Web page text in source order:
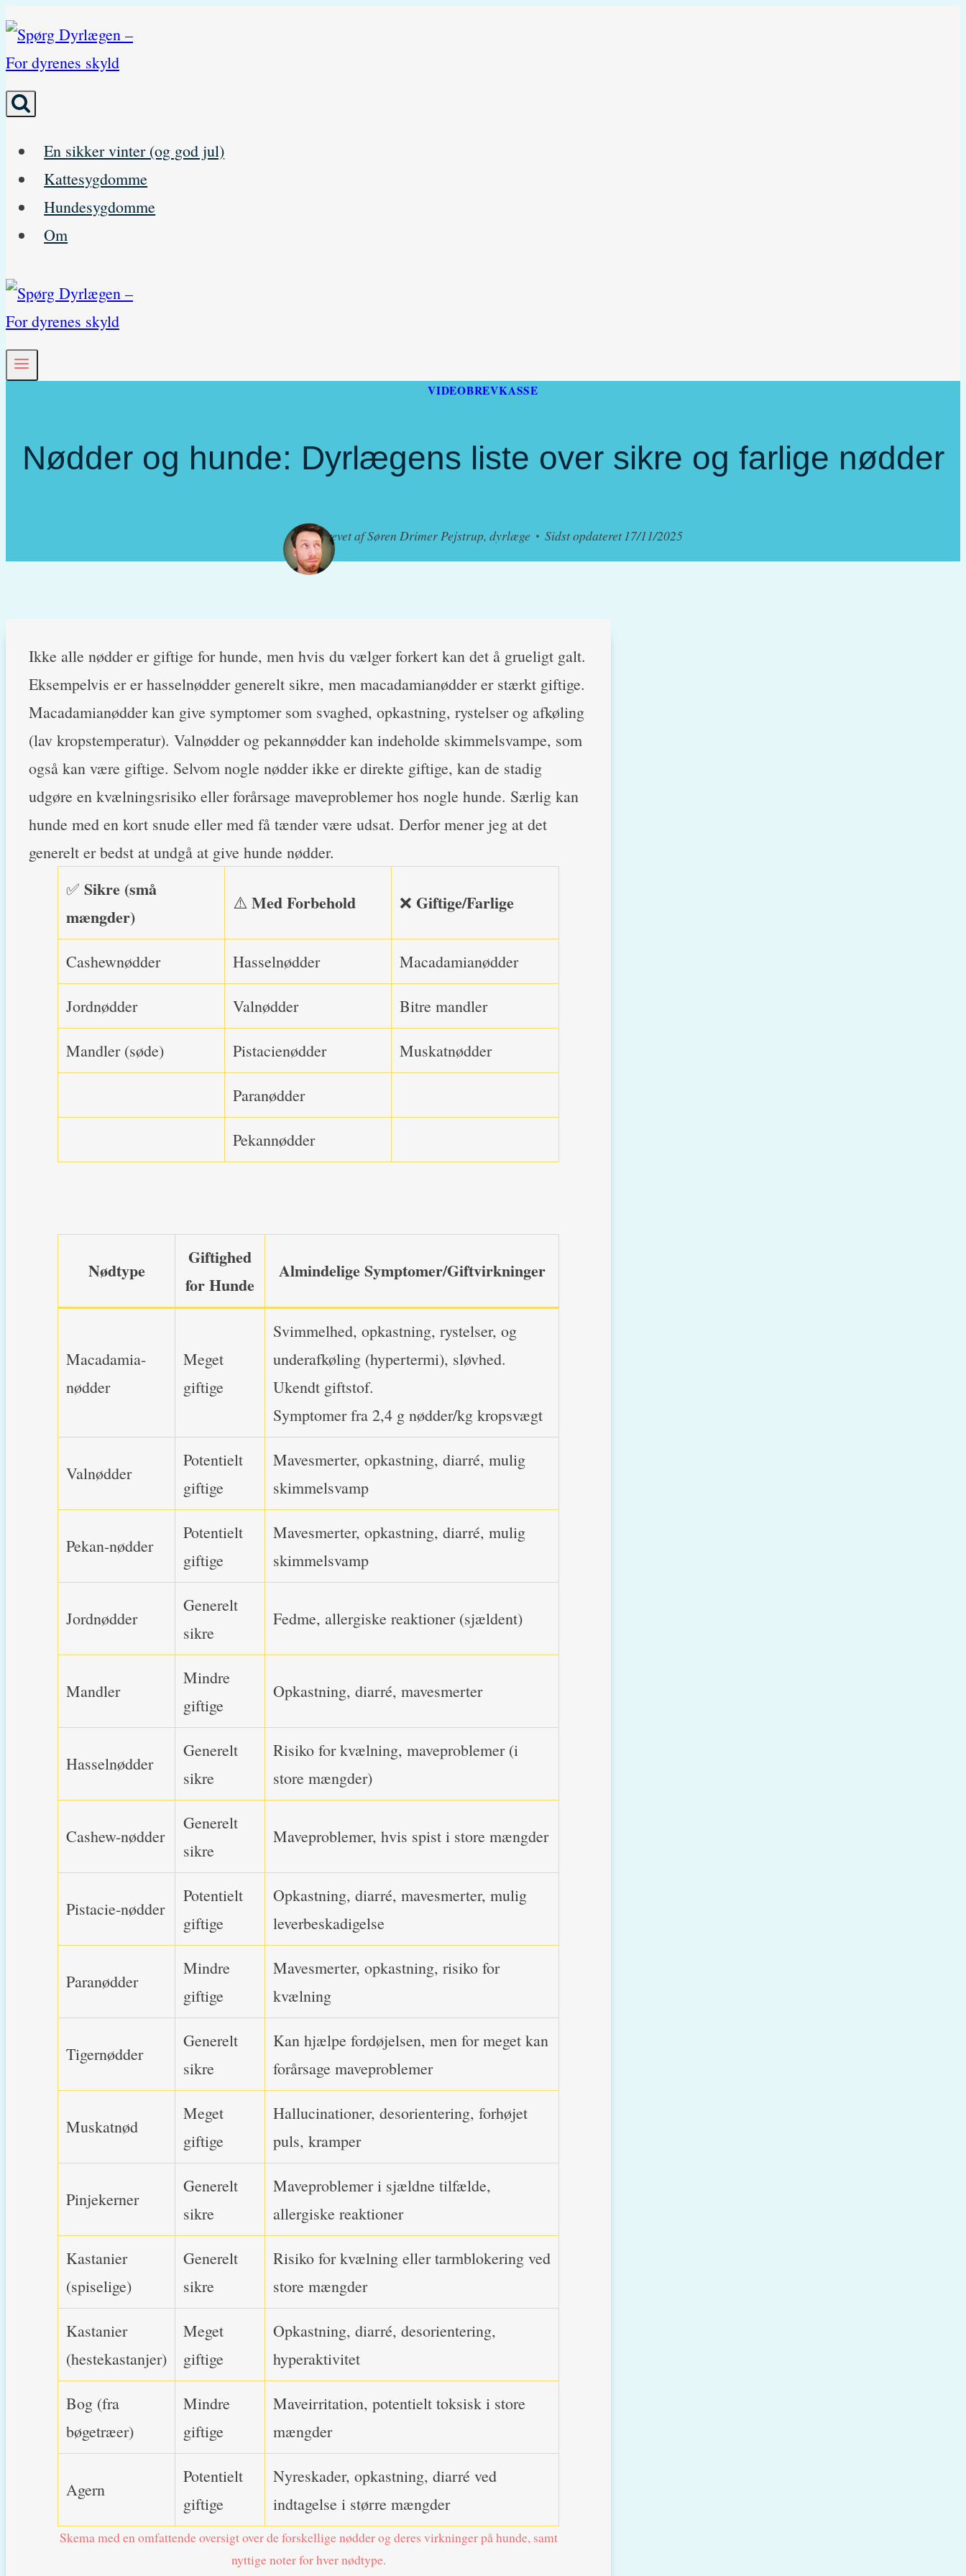
Skip
content
En sikker vinter (og god jul)
Kattesygdomme
Hundesygdomme
Om
VIDEOBREVKASSE
Nødder og hunde: Dyrlægens liste over sikre og farlige nødder
Skrevet afSøren Drimer Pejstrup, dyrlæge Sidst opdateret17/11/2025
Ikke alle nødder er giftige for hunde, men hvis du vælger forkert kan det å grueligt galt.
Eksempelvis er er hasselnødder generelt sikre, men macadamianødder er stærkt giftige.
Macadamianødder kan give symptomer som svaghed, opkastning, rystelser og afkøling
(lav kropstemperatur). Valnødder og pekannødder kan indeholde skimmelsvampe, som
også kan være giftige. Selvom nogle nødder ikke er direkte giftige, kan de stadig
udgøre en kvælningsrisiko eller forårsage maveproblemer hos nogle hunde. Særlig kan
hunde med en kort snude eller med få tænder være udsat. Derfor mener jeg at det
generelt er bedst at undgå at give hunde nødder.
✅ Sikre (små
mængder)
⚠️ Med Forbehold ❌ Giftige/Farlige
Cashewnødder Hasselnødder Macadamianødder
Jordnødder Valnødder Bitre mandler
Mandler (søde) Pistacienødder Muskatnødder
Paranødder
Pekannødder
Nødtype
Giftighed
for Hunde
Almindelige Symptomer/Giftvirkninger
Macadamia-
nødder
Meget
giftige
Svimmelhed, opkastning, rystelser, og
underafkøling (hypertermi), sløvhed.
Ukendt giftstof.
Symptomer fra 2,4 g nødder/kg kropsvægt
Valnødder
Potentielt
giftige
Mavesmerter, opkastning, diarré, mulig
skimmelsvamp
Pekan-nødder
Potentielt
giftige
Mavesmerter, opkastning, diarré, mulig
skimmelsvamp
Jordnødder
Generelt
sikre
Fedme, allergiske reaktioner (sjældent)
Mandler
Mindre
giftige
Opkastning, diarré, mavesmerter
Hasselnødder
Generelt
sikre
Risiko for kvælning, maveproblemer (i
store mængder)
Cashew-nødder
Generelt
sikre
Maveproblemer, hvis spist i store mængder
Pistacie-nødder
Potentielt
giftige
Opkastning, diarré, mavesmerter, mulig
leverbeskadigelse
Paranødder
Mindre
giftige
Mavesmerter, opkastning, risiko for
kvælning
Tigernødder
Generelt
sikre
Kan hjælpe fordøjelsen, men for meget kan
forårsage maveproblemer
Muskatnød
Meget
giftige
Hallucinationer, desorientering, forhøjet
puls, kramper
Pinjekerner
Generelt
sikre
Maveproblemer i sjældne tilfælde,
allergiske reaktioner
Kastanier
(spiselige)
Generelt
sikre
Risiko for kvælning eller tarmblokering ved
store mængder
Kastanier
(hestekastanjer)
Meget
giftige
Opkastning, diarré, desorientering,
hyperaktivitet
Bog (fra
bøgetræer)
Mindre
giftige
Maveirritation, potentielt toksisk i store
mængder
Agern
Potentielt
giftige
Nyreskader, opkastning, diarré ved
indtagelse i større mængder
Skema med en omfattende oversigt over de forskellige nødder og deres virkninger på hunde, samt
nyttige noter for hver nødtype.